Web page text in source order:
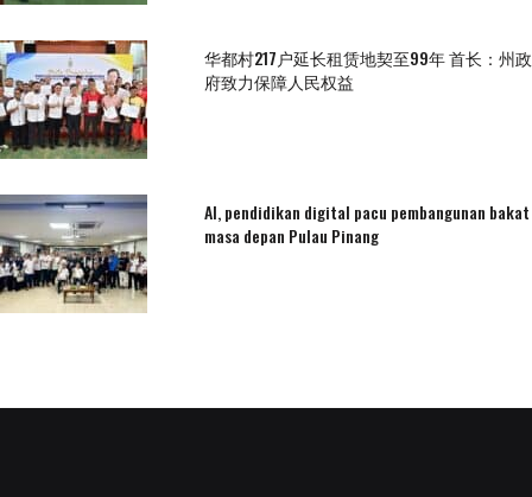
华都村217户延长租赁地契至99年 首长：州政
府致力保障人民权益
AI, pendidikan digital pacu pembangunan bakat
masa depan Pulau Pinang